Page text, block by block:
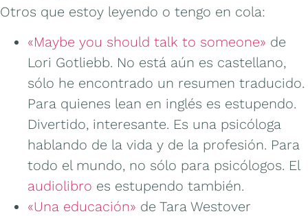
Otros que estoy leyendo o tengo en cola:
«Maybe you should talk to someone» de
Lori Gotliebb. No está aún es castellano,
sólo he encontrado un resumen traducido.
Para quienes lean en inglés es estupendo.
Divertido, interesante. Es una psicóloga
hablando de la vida y de la profesión. Para
todo el mundo, no sólo para psicólogos. El
audiolibro es estupendo también.
«Una educación» de Tara Westover